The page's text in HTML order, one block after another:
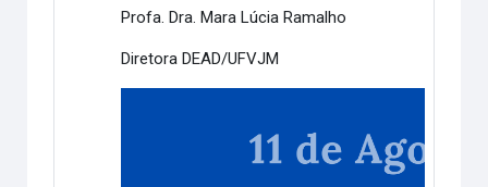
Profa. Dra. Mara Lúcia Ramalho
Diretora DEAD/UFVJM